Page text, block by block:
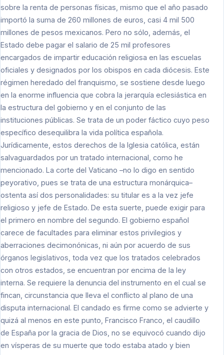
sobre la renta de personas físicas, mismo que el año pasado
importó la suma de 260 millones de euros, casi 4 mil 500
millones de pesos mexicanos. Pero no sólo, además, el
Estado debe pagar el salario de 25 mil profesores
encargados de impartir educación religiosa en las escuelas
oficiales y designados por los obispos en cada diócesis. Este
régimen heredado del franquismo, se sostiene desde luego
en la enorme influencia que cobra la jerarquía eclesiástica en
la estructura del gobierno y en el conjunto de las
instituciones públicas. Se trata de un poder fáctico cuyo peso
específico desequilibra la vida política española.
Jurídicamente, estos derechos de la Iglesia católica, están
salvaguardados por un tratado internacional, como he
mencionado. La corte del Vaticano –no lo digo en sentido
peyorativo, pues se trata de una estructura monárquica–
ostenta así dos personalidades: su titular es a la vez jefe
religioso y jefe de Estado. De esta suerte, puede exigir para
el primero en nombre del segundo. El gobierno español
carece de facultades para eliminar estos privilegios y
aberraciones decimonónicas, ni aún por acuerdo de sus
órganos legislativos, toda vez que los tratados celebrados
con otros estados, se encuentran por encima de la ley
interna. Se requiere la denuncia del instrumento en el cual se
fincan, circunstancia que lleva el conflicto al plano de una
disputa internacional. El candado es firme como se advierte y
quizá al menos en este punto, Francisco Franco, el caudillo
de España por la gracia de Dios, no se equivocó cuando dijo
en vísperas de su muerte que todo estaba atado y bien